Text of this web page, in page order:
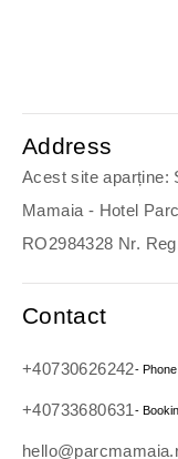
Address
Acest site aparține:
Mamaia - Hotel
RO2984328 Nr.
Contact
+40730626242-
+40733680631 -